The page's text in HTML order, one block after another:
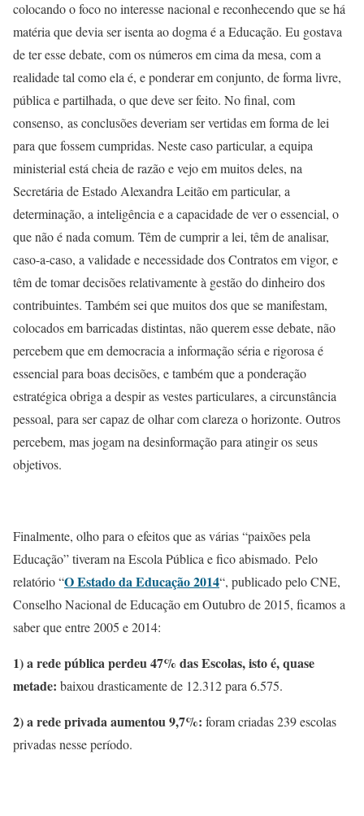
colocando o foco no interesse nacional e reconhecendo que se há
matéria que devia ser isenta ao dogma é a Educação. Eu gostava
de ter esse debate, com os números em cima da mesa, com a
realidade tal como ela é, e ponderar em conjunto, de forma livre,
pública e partilhada, o que deve ser feito. No final, com
consenso, as conclusões deveriam ser vertidas em forma de lei
para que fossem cumpridas. Neste caso particular, a equipa
ministerial está cheia de razão e vejo em muitos deles, na
Secretária de Estado Alexandra Leitão em particular, a
determinação, a inteligência e a capacidade de ver o essencial, o
que não é nada comum. Têm de cumprir a lei, têm de analisar,
caso-a-caso, a validade e necessidade dos Contratos em vigor, e
têm de tomar decisões relativamente à gestão do dinheiro dos
contribuintes. Também sei que muitos dos que se manifestam,
colocados em barricadas distintas, não querem esse debate, não
percebem que em democracia a informação séria e rigorosa é
essencial para boas decisões, e também que a ponderação
estratégica obriga a despir as vestes particulares, a circunstância
pessoal, para ser capaz de olhar com clareza o horizonte. Outros
percebem, mas jogam na desinformação para atingir os seus
objetivos.
Finalmente, olho para o efeitos que as várias “paixões pela
Educação” tiveram na Escola Pública e fico abismado. Pelo
relatório “O Estado da Educação 2014“, publicado pelo CNE,
Conselho Nacional de Educação em Outubro de 2015, ficamos a
saber que entre 2005 e 2014:
1) a rede pública perdeu 47% das Escolas, isto é, quase
metade: baixou drasticamente de 12.312 para 6.575.
2) a rede privada aumentou 9,7%: foram criadas 239 escolas
privadas nesse período.